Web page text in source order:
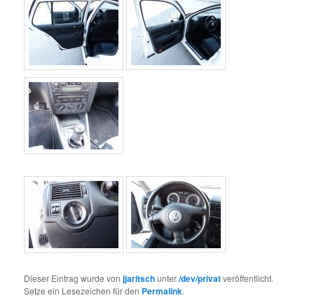
Dieser Eintrag wurde vonjjaritschunter/dev/privatveröffentlicht.
Setze ein Lesezeichen für den Permalink.